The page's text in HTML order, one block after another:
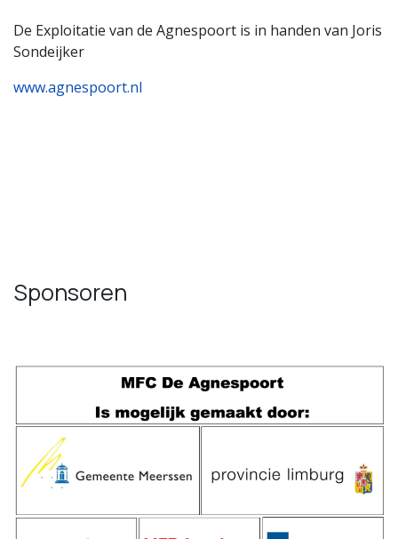
De Exploitatie van de Agnespoort is in handen van Joris
Sondeijker
www.agnespoort.nl
Sponsoren